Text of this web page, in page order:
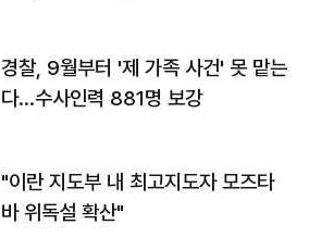
경찰, 9월부터 '제 가족 사건' 못 맡는
다…수사인력 881명 보강
"이란 지도부 내 최고지도자 모즈타
바 위독설 확산"